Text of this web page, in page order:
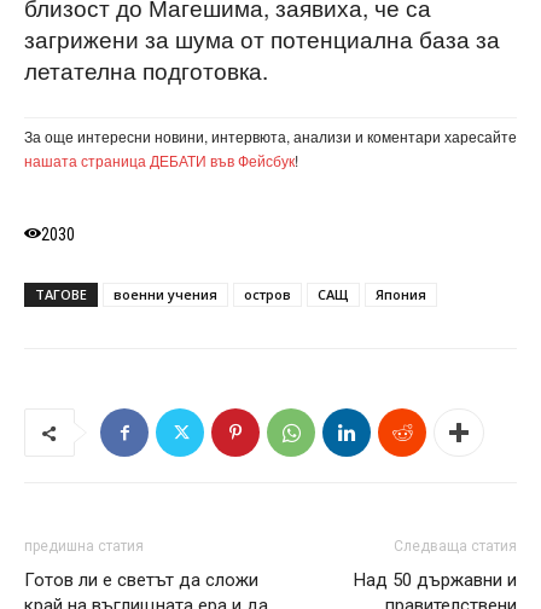
близост до Магешима, заявиха, че са
загрижени за шума от потенциална база за
летателна подготовка.
За още интересни новини, интервюта, анализи и коментари харесайте
нашата страница ДЕБАТИ във Фейсбук!
2030
ТАГОВЕ военни учения остров САЩ Япония
предишна статия
Готов ли е светът да сложи
Следваща статия
Над 50 държавни и